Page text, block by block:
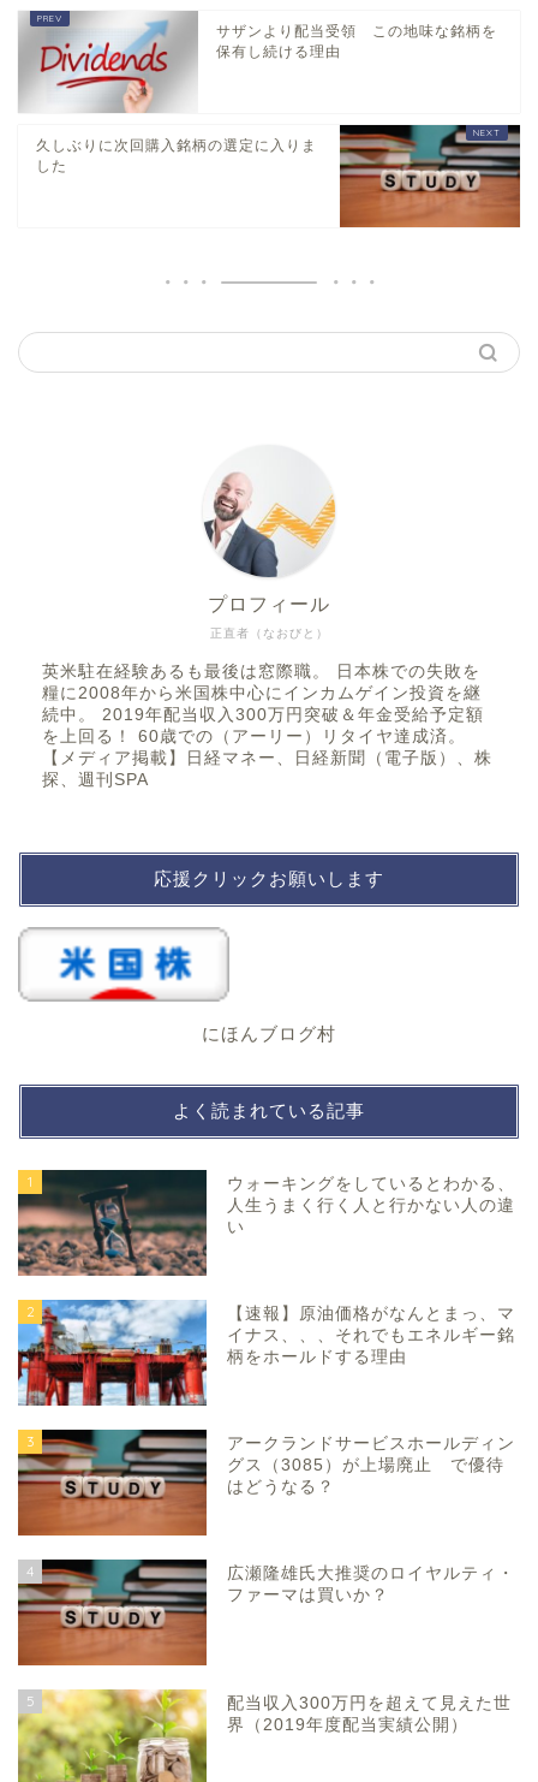
サザンより配当受領 この地味な銘柄を
保有し続ける理由
久しぶりに次回購入銘柄の選定に入りま
した
正直者（なおびと）
プロフィール
英米駐在経験あるも最後は窓際職。 日本株での失敗を
糧に2008年から米国株中心にインカムゲイン投資を継
続中。 2019年配当収入300万円突破＆年金受給予定額
を上回る！ 60歳での（アーリー）リタイヤ達成済。
【メディア掲載】日経マネー、日経新聞（電子版）、株
探、週刊SPA
応援クリックお願いします
にほんブログ村
よく読まれている記事
1
ウォーキングをしているとわかる、
人生うまく行く人と行かない人の違
い
2
【速報】原油価格がなんとまっ、マ
イナス、、、それでもエネルギー銘
柄をホールドする理由
3
アークランドサービスホールディン
グス（3085）が上場廃止 で優待
はどうなる？
4
広瀬隆雄氏大推奨のロイヤルティ・
ファーマは買いか？
5
配当収入300万円を超えて見えた世
界（2019年度配当実績公開）